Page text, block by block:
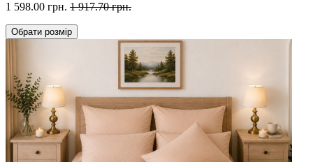
1 598.00 грн. 1 917.70 грн.
Обрати розмір